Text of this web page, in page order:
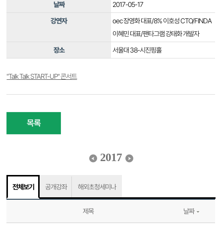
날짜 2017-05-17
강연자
oec 장영화 대표/8% 이호성 CTO/FINDA
이혜민 대표/팬타그램 강태화 개발자
장소 서울대 38-시진핑홀
"Talk Talk START-UP" 콘서트
목록
2017
전체보기 공개강좌 해외초청세미나
제목 날짜